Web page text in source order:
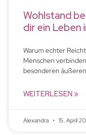
Wohlstand
dir ein Leben
Warum echter
Menschen
besonderen
WEITERLESEN »
Alexandra 15. April